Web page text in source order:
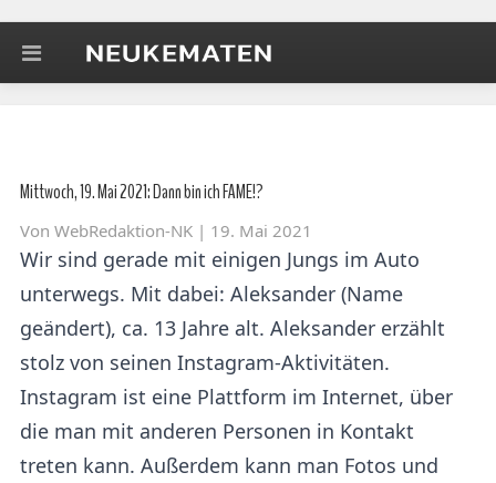
Mittwoch, 19. Mai 2021: Dann bin ich FAME!?
Von WebRedaktion-NK | 19. Mai 2021
Wir sind gerade mit einigen Jungs im Auto
unterwegs. Mit dabei: Aleksander (Name
geändert), ca. 13 Jahre alt. Aleksander erzählt
stolz von seinen Instagram-Aktivitäten.
Instagram ist eine Plattform im Internet, über
die man mit anderen Personen in Kontakt
treten kann. Außerdem kann man Fotos und